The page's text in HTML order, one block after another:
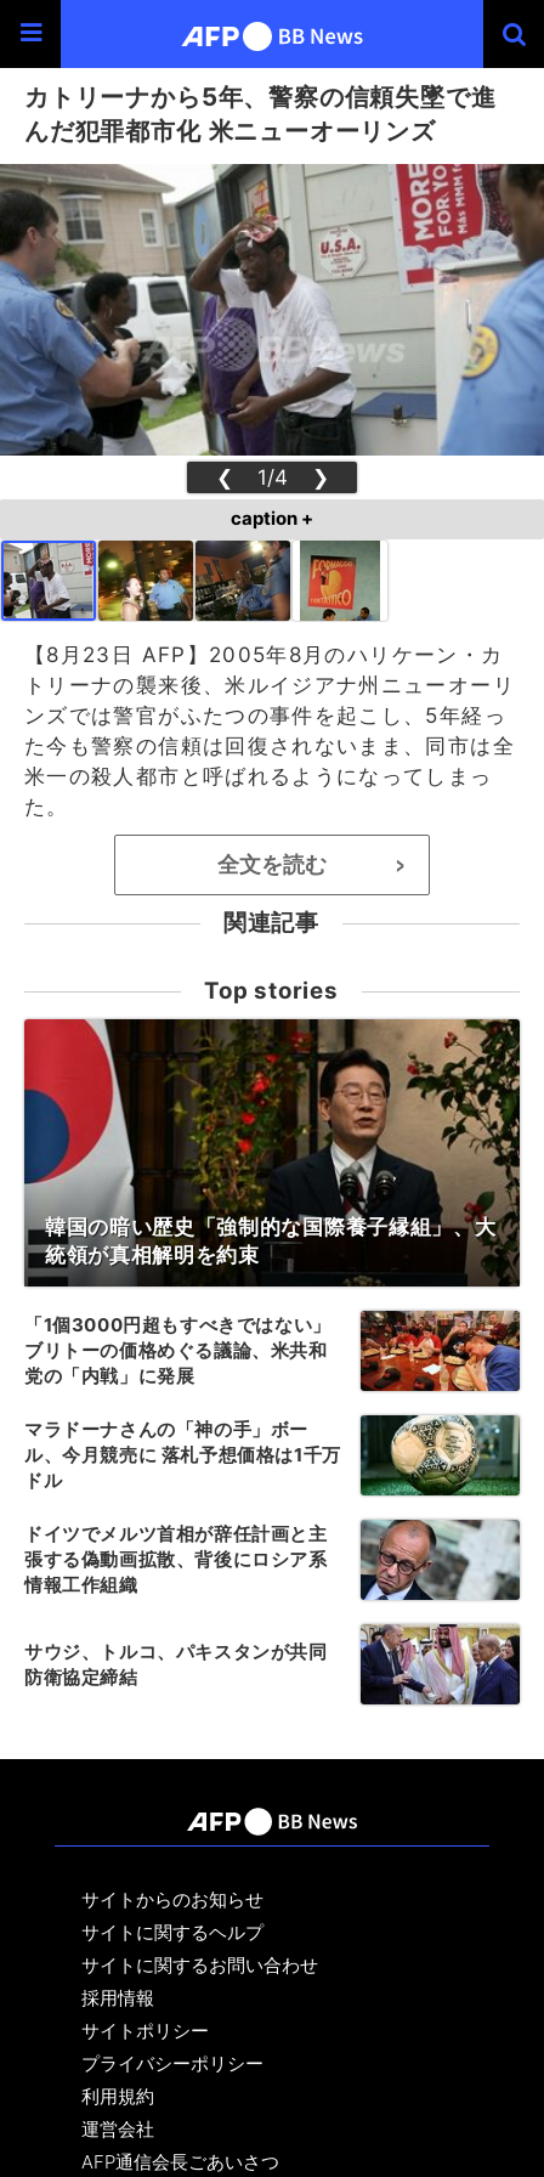
カトリーナから5年、警察の信頼失墜で進
んだ犯罪都市化 米ニューオーリンズ
❮ 1/4 ❯
caption +
【8月23日 AFP】2005年8月のハリケーン・カ
トリーナの襲来後、米ルイジアナ州ニューオーリ
ンズでは警官がふたつの事件を起こし、5年経っ
た今も警察の信頼は回復されないまま、同市は全
米一の殺人都市と呼ばれるようになってしまっ
た。
全文を読む >
関連記事
Top stories
韓国の暗い歴史「強制的な国際養子縁組」、大
統領が真相解明を約束
「1個3000円超もすべきではない」
ブリトーの価格めぐる議論、米共和
党の「内戦」に発展
マラドーナさんの「神の手」ボー
ル、今月競売に 落札予想価格は1千万
ドル
ドイツでメルツ首相が辞任計画と主
張する偽動画拡散、背後にロシア系
情報工作組織
サウジ、トルコ、パキスタンが共同
防衛協定締結
サイトからのお知らせ
サイトに関するヘルプ
サイトに関するお問い合わせ
採用情報
サイトポリシー
プライバシーポリシー
利用規約
運営会社
AFP通信会長ごあいさつ